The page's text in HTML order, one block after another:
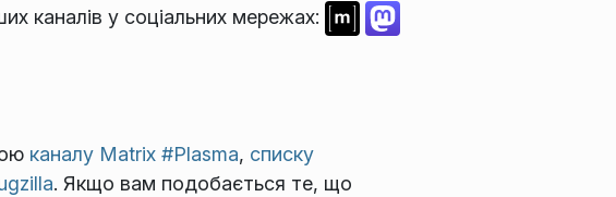
каналів у соціальних мережах:
каналу Matrix #Plasma, списку
. Якщо вам подобається те, що